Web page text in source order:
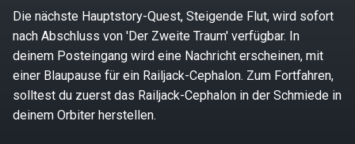
Die nächste Hauptstory-Quest, Steigende Flut, wird sofort
nach Abschluss von 'Der Zweite Traum' verfügbar. In
deinem Posteingang wird eine Nachricht erscheinen, mit
einer Blaupause für ein Railjack-Cephalon. Zum Fortfahren,
solltest du zuerst das Railjack-Cephalon in der Schmiede in
deinem Orbiter herstellen.